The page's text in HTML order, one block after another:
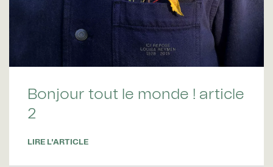
Bonjour tout le monde ! article
2
LIRE L'ARTICLE